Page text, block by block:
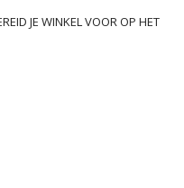
JE WINKEL VOOR OP HET